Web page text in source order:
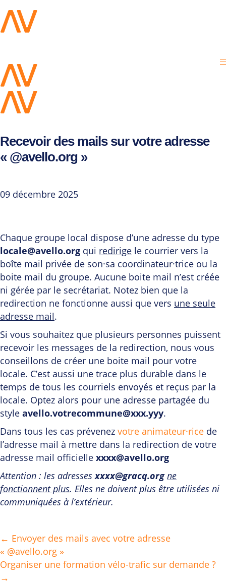
Recevoir des mails sur votre adresse
« @avello.org »
09 décembre 2025
Chaque groupe local dispose d’une adresse du type
locale@avello.org qui redirige le courrier vers la
boîte mail privée de son·sa coordinateur·trice ou la
boite mail du groupe. Aucune boite mail n’est créée
ni gérée par le secrétariat. Notez bien que la
redirection ne fonctionne aussi que vers une seule
adresse mail.
Si vous souhaitez que plusieurs personnes puissent
recevoir les messages de la redirection, nous vous
conseillons de créer une boite mail pour votre
locale. C’est aussi une trace plus durable dans le
temps de tous les courriels envoyés et reçus par la
locale. Optez alors pour une adresse partagée du
style avello.votrecommune@xxx.yyy.
Dans tous les cas prévenez votre animateur·rice de
l’adresse mail à mettre dans la redirection de votre
adresse mail officielle xxxx@avello.org
Attention : les adressesxxxx@gracq.org ne
fonctionnent plus. Elles ne doivent plus être utilisées ni
communiquées à l’extérieur.
Posts
navigation
← Envoyer des mails avec votre adresse
« @avello.org »
Organiser une formation vélo-trafic sur demande ?
→